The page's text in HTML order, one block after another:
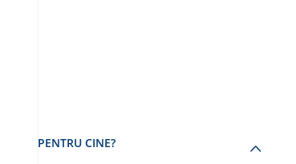
PENTRU CINE?